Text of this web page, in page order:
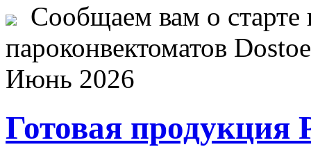
Сообщаем вам о старте
пароконвектоматов
Июнь 2026
Готовая продукция